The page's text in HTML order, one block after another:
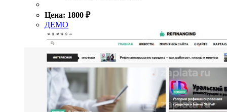
Цена: 1800 ₽
ДЕМО